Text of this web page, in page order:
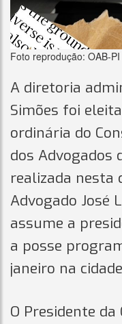
Foto reprodução: OAB-PI
A diretoria
Simões foi
ordinária do
dos Advogados
realizada nesta
Advogado José
assume a
a posse
janeiro na
O Presidente da